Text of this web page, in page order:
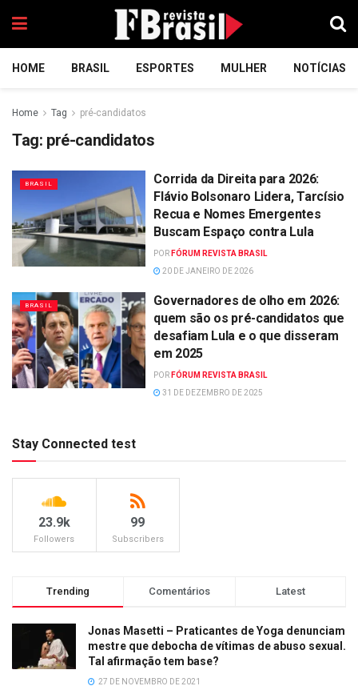
HOME BRASIL ESPORTES MULHER NOTÍCIAS
Home Tag pré-candidatos
Tag: pré-candidatos
BRASIL
Corrida da Direita para 2026:
Flávio Bolsonaro Lidera, Tarcísio
Recua e Nomes Emergentes
Buscam Espaço contra Lula
POR FÓRUM REVISTA BRASIL
20 DE JANEIRO DE 2026
BRASIL
Governadores de olho em 2026:
quem são os pré-candidatos que
desafiam Lula e o que disseram
em 2025
POR FÓRUM REVISTA BRASIL
31 DE DEZEMBRO DE 2025
Stay Connected test
23.9k
Followers
99
Subscribers
Trending Comentários Latest
Jonas Masetti – Praticantes de Yoga denunciam
mestre que debocha de vítimas de abuso sexual.
Tal afirmação tem base?
27 DE NOVEMBRO DE 2021